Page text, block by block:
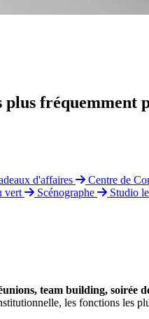
plus fréquemment
d'affaires Centre de
vert Scénographe Studio
team building, soirée
les fonctions les